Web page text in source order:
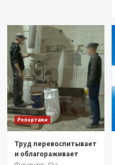
Репортажи
Труд перевоспитывает
и облагораживает